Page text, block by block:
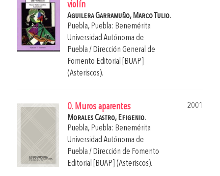
violín
Aguilera Garramuño, Marco Tulio.
Puebla, Puebla: Benemérita
Universidad Autónoma de
Puebla / Dirección General de
Fomento Editorial [BUAP]
(Asteriscos).
0. Muros aparentes
2001
Morales Castro, Efigenio.
Puebla, Puebla: Benemérita
Universidad Autónoma de
Puebla / Dirección de Fomento
Editorial [BUAP] (Asteriscos).